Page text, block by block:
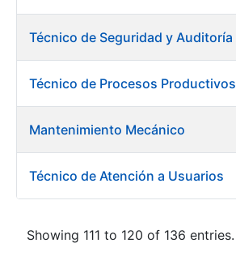
Técnico de Procesos Productivos
Mantenimiento Mecánico
Técnico de Atención a Usuarios
Showing 111 to 120 of 136 entries.